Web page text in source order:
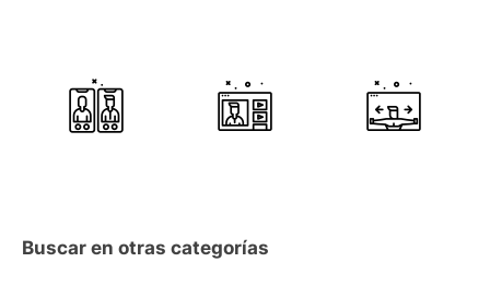
Buscar en otras categorías